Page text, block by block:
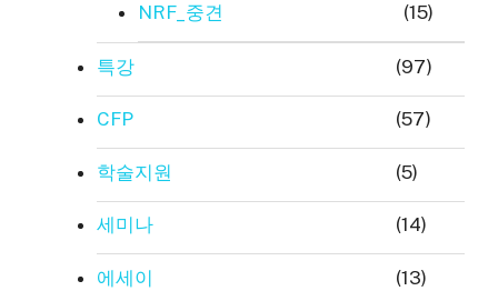
NRF_중견 (15)
특강 (97)
CFP (57)
학술지원 (5)
세미나 (14)
에세이 (13)